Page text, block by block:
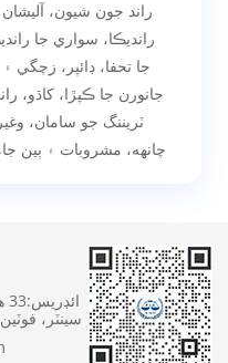
راند جون شيون، آليشان
رانديڪا، سواري جا
جا تحفا، ڊائپر، زچگي
جانورن جا ڪپڙا، کاڌو،
ٽريننگ جو سامان،
چانهه، مشروبات ۽ ٻين
ائڊريس:
سينٽر،